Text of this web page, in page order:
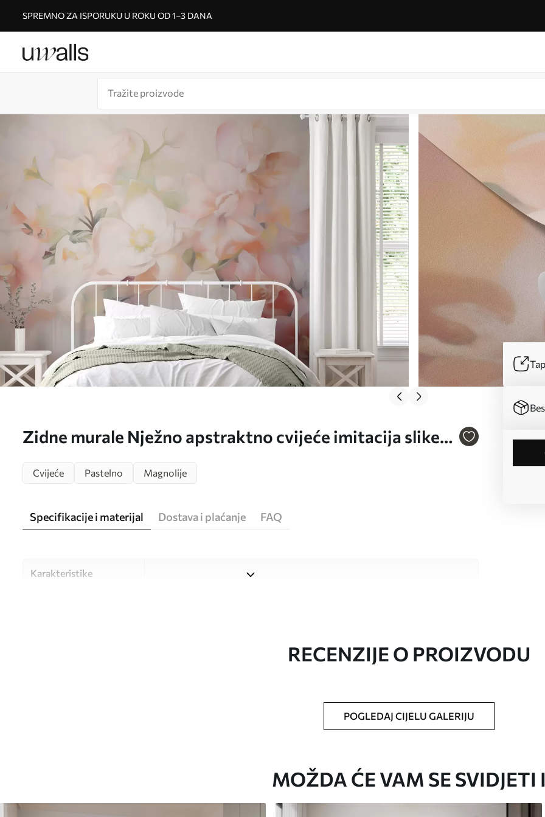
SPREMNO ZA ISPORUKU U ROKU OD 1–3 DANA
Zidne murale Nježno apstraktno cvijeće imitacija slike
Cvijeće Pastelno Magnolije
Specifikacije i materijal Dostava i plaćanje FAQ
Karakteristike
Slika se ispisuje u veličini koju ste odredili, izrezana na identične trake
RECENZIJE O PROIZVODU
POGLEDAJ CIJELU GALERIJU
MOŽDA ĆE VAM SE SVIDJETI